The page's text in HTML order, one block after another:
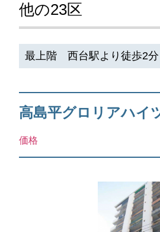
他の23区
最上階 西台駅より徒歩2
高島平グロリアハ
価格